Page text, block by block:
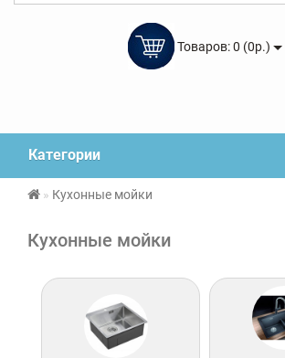
Товаров: 0 (0р.)
Категории
Кухонные мойки
Кухонные мойки